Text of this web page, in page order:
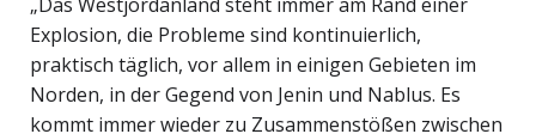
Explosion, die Probleme sind kontinuierlich,
praktisch täglich, vor allem in einigen Gebieten im
Norden, in der Gegend von Jenin und Nablus. Es
kommt immer wieder zu Zusammenstößen zwischen